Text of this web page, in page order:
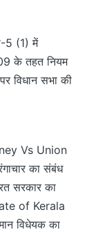
5 (1) में
के तहत नियम
विधान सभा की
Vs Union
का संबंध
सरकार का
of Kerala
विधेयक का